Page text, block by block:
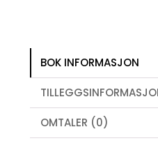
BOK INFORMASJON
OMTALER (0)